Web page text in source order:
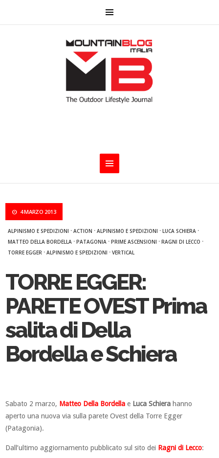
4 MARZO 2013
ALPINISMO E SPEDIZIONI ·ACTION ·ALPINISMO E SPEDIZIONI ·LUCA SCHIERA ·
MATTEO DELLA BORDELLA ·PATAGONIA ·PRIME ASCENSIONI ·RAGNI DI LECCO ·
TORRE EGGER ·ALPINISMO E SPEDIZIONI ·VERTICAL
TORRE EGGER:
PARETE OVEST Prima
salita di Della
Bordella e Schiera
Sabato 2 marzo, Matteo Della Bordella e Luca Schiera hanno
aperto una nuova via sulla parete Ovest della Torre Egger
(Patagonia).
Dall’ultimo aggiornamento pubblicato sul sito dei Ragni di Lecco: